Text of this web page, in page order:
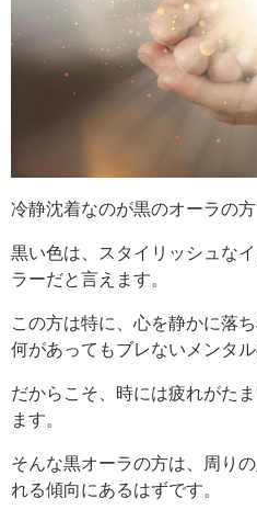
冷静沈着なのが黒のオーラの方
黒い色は、スタイリッシュな
ラーだと言えます。
この方は特に、心を静かに落
何があってもブレないメンタル
だからこそ、時には疲れがた
ます。
そんな黒オーラの方は、周り
れる傾向にあるはずです。